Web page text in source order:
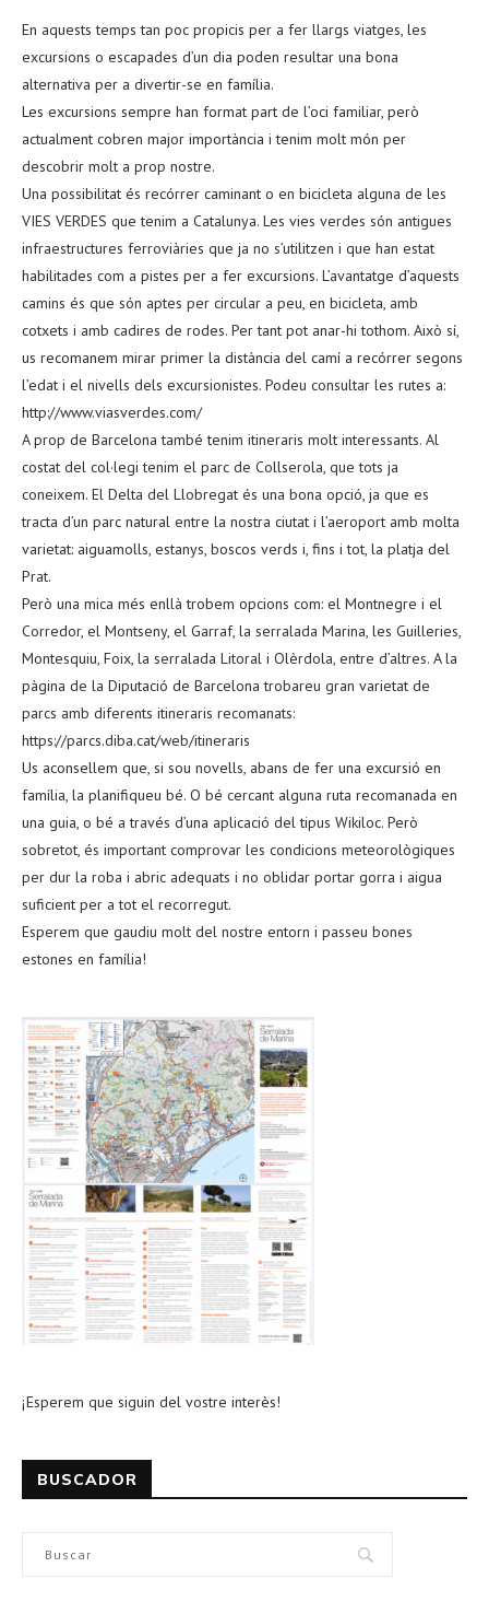
En aquests temps tan poc propicis per a fer llargs viatges, les
excursions o escapades d’un dia poden resultar una bona
alternativa per a divertir-se en família.
Les excursions sempre han format part de l’oci familiar, però
actualment cobren major importància i tenim molt món per
descobrir molt a prop nostre.
Una possibilitat és recórrer caminant o en bicicleta alguna de les
VIES VERDES que tenim a Catalunya. Les vies verdes són antigues
infraestructures ferroviàries que ja no s’utilitzen i que han estat
habilitades com a pistes per a fer excursions. L’avantatge d’aquests
camins és que són aptes per circular a peu, en bicicleta, amb
cotxets i amb cadires de rodes. Per tant pot anar-hi tothom. Això sí,
us recomanem mirar primer la distància del camí a recórrer segons
l’edat i el nivells dels excursionistes. Podeu consultar les rutes a:
http://www.viasverdes.com/
A prop de Barcelona també tenim itineraris molt interessants. Al
costat del col·legi tenim el parc de Collserola, que tots ja
coneixem. El Delta del Llobregat és una bona opció, ja que es
tracta d’un parc natural entre la nostra ciutat i l’aeroport amb molta
varietat: aiguamolls, estanys, boscos verds i, fins i tot, la platja del
Prat.
Però una mica més enllà trobem opcions com: el Montnegre i el
Corredor, el Montseny, el Garraf, la serralada Marina, les Guilleries,
Montesquiu, Foix, la serralada Litoral i Olèrdola, entre d’altres. A la
pàgina de la Diputació de Barcelona trobareu gran varietat de
parcs amb diferents itineraris recomanats:
https://parcs.diba.cat/web/itineraris
Us aconsellem que, si sou novells, abans de fer una excursió en
família, la planifiqueu bé. O bé cercant alguna ruta recomanada en
una guia, o bé a través d’una aplicació del tipus Wikiloc. Però
sobretot, és important comprovar les condicions meteorològiques
per dur la roba i abric adequats i no oblidar portar gorra i aigua
suficient per a tot el recorregut.
Esperem que gaudiu molt del nostre entorn i passeu bones
estones en família!
¡Esperem que siguin del vostre interès!
BUSCADOR